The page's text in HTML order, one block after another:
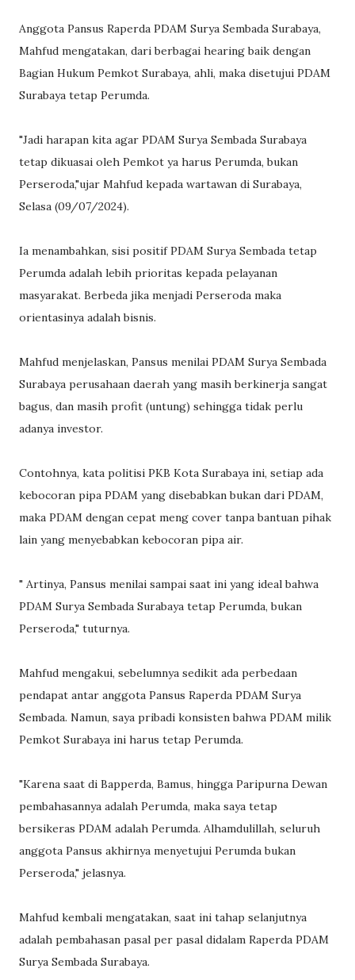
Anggota Pansus Raperda PDAM Surya Sembada Surabaya,
Mahfud mengatakan, dari berbagai hearing baik dengan
Bagian Hukum Pemkot Surabaya, ahli, maka disetujui PDAM
Surabaya tetap Perumda.
"Jadi harapan kita agar PDAM Surya Sembada Surabaya
tetap dikuasai oleh Pemkot ya harus Perumda, bukan
Perseroda,"ujar Mahfud kepada wartawan di Surabaya,
Selasa (09/07/2024).
Ia menambahkan, sisi positif PDAM Surya Sembada tetap
Perumda adalah lebih prioritas kepada pelayanan
masyarakat. Berbeda jika menjadi Perseroda maka
orientasinya adalah bisnis.
Mahfud menjelaskan, Pansus menilai PDAM Surya Sembada
Surabaya perusahaan daerah yang masih berkinerja sangat
bagus, dan masih profit (untung) sehingga tidak perlu
adanya investor.
Contohnya, kata politisi PKB Kota Surabaya ini, setiap ada
kebocoran pipa PDAM yang disebabkan bukan dari PDAM,
maka PDAM dengan cepat meng cover tanpa bantuan pihak
lain yang menyebabkan kebocoran pipa air.
" Artinya, Pansus menilai sampai saat ini yang ideal bahwa
PDAM Surya Sembada Surabaya tetap Perumda, bukan
Perseroda," tuturnya.
Mahfud mengakui, sebelumnya sedikit ada perbedaan
pendapat antar anggota Pansus Raperda PDAM Surya
Sembada. Namun, saya pribadi konsisten bahwa PDAM milik
Pemkot Surabaya ini harus tetap Perumda.
"Karena saat di Bapperda, Bamus, hingga Paripurna Dewan
pembahasannya adalah Perumda, maka saya tetap
bersikeras PDAM adalah Perumda. Alhamdulillah, seluruh
anggota Pansus akhirnya menyetujui Perumda bukan
Perseroda," jelasnya.
Mahfud kembali mengatakan, saat ini tahap selanjutnya
adalah pembahasan pasal per pasal didalam Raperda PDAM
Surya Sembada Surabaya.